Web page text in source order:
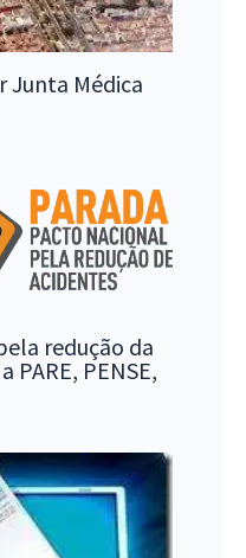
Junta Médica
redução da
PENSE,